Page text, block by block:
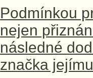
Podmínkou
nejen
následné
značka